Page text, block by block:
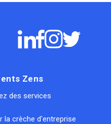
Zens
des services
la crèche d'entreprise